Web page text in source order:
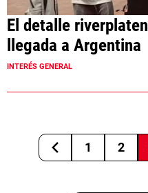
El detalle
llegada a Argentina
INTERÉS GENERAL
1 2